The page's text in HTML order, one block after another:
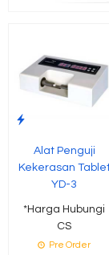
Alat Penguji
Kekerasan
YD-3
*Harga Hubungi
CS
Pre Order